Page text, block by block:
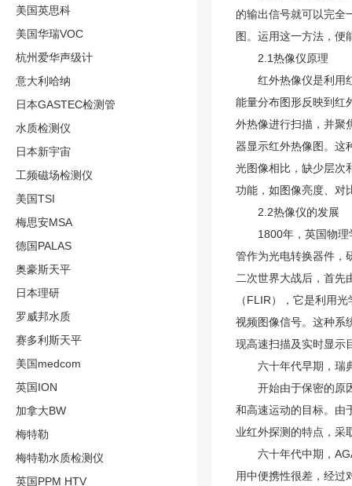
美国英思科
美国华瑞VOC
杭州爱华声级计
意大利哈纳
日本GASTEC检测管
水质检测仪
日本新宇宙
工频磁场检测仪
美国TSI
梅思安MSA
德国PALAS
奥豪斯天平
日本理研
罗威邦水质
赛多利斯天平
美国medcom
英国ION
加拿大BW
梅特勒
梅特勒水质检测仪
英国PPM HTV
的输出信号就可以完全
图。运用这一方法，便
2.1热像仪原理
红外热像仪是利用红
能量分布图形反映到红
外热像进行扫描，并聚
器显示红外热像图。这
光图像相比，缺少层次
功能，如图像亮度、对
2.2热像仪的发展
1800年，英国物理学
管作为光电转换器件，
二次世界大战后，首先
（FLIR），它是利用
视频图像信号。这种系
现高速扫描及实时显示
六十年代早期，瑞典
开始由于保密的原因
和高速运动的目标。由
业红外探测的特点，采
六十年代中期，AGA
用中便携性很差，经过